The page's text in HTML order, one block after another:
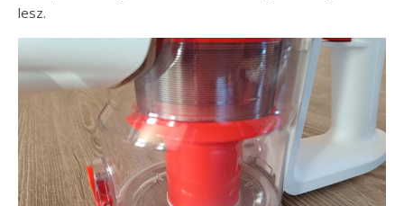
lesz.